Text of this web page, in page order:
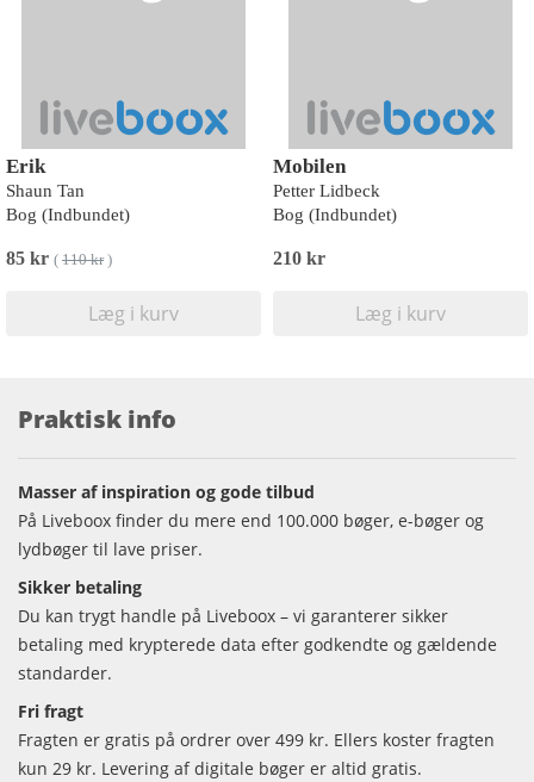
Erik
Shaun Tan
Bog (Indbundet)
85 kr ( 110 kr)
Læg i kurv
Mobilen
Petter Lidbeck
Bog (Indbundet)
210 kr
Læg i kurv
Praktisk info
Masser af inspiration og gode tilbud
På Liveboox finder du mere end 100.000 bøger, e-bøger og
lydbøger til lave priser.
Sikker betaling
Du kan trygt handle på Liveboox – vi garanterer sikker
betaling med krypterede data efter godkendte og gældende
standarder.
Fri fragt
Fragten er gratis på ordrer over 499 kr. Ellers koster fragten
kun 29 kr. Levering af digitale bøger er altid gratis.